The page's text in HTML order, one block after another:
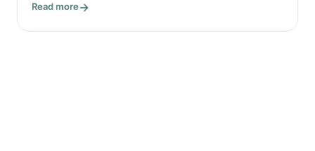
Read more